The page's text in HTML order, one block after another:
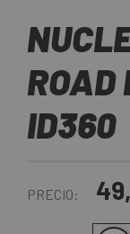
ROAD
ID360
PRECIO: